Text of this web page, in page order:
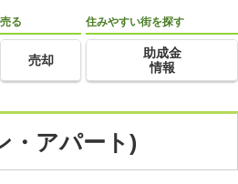
売る
売却
住みやすい街を探す
助成金
情報
・アパート)